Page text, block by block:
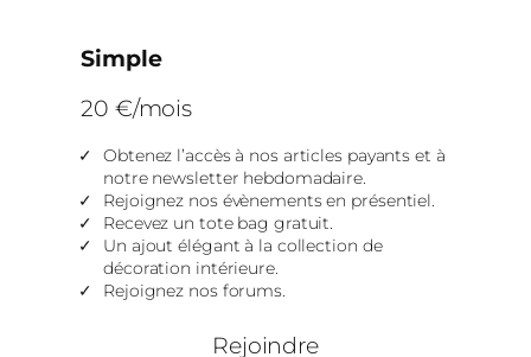
Simple
20 €/mois
Obtenez l’accès à nos articles payants et à
notre newsletter hebdomadaire.
Rejoignez nos évènements en présentiel.
Recevez un tote bag gratuit.
Un ajout élégant à la collection de
décoration intérieure.
Rejoignez nos forums.
Rejoindre